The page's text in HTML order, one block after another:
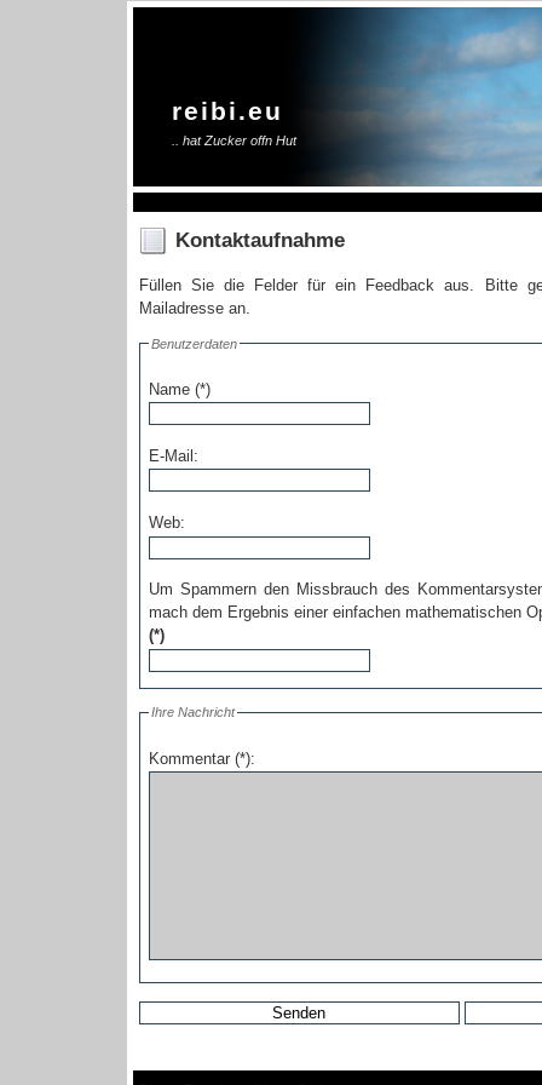
reibi.eu
.. hat Zucker offn Hut
Kontaktaufnahme
Füllen Sie die Felder für ein Feedback aus. Bitte
Mailadresse an.
Benutzerdaten
Name (*)
E-Mail:
Web:
Um Spammern den Missbrauch des
mach dem Ergebnis einer einfachen mathematischen
(*)
Ihre Nachricht
Kommentar (*):